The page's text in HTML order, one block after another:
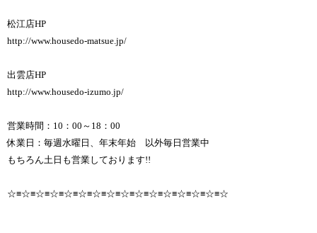
松江店HP
http://www.housedo-matsue.jp/
出雲店HP
http://www.housedo-izumo.jp/
営業時間：10：00～18：00
休業日：毎週水曜日、年末年始 以外毎日営業中
もちろん土日も営業しております!!
☆≡☆≡☆≡☆≡☆≡☆≡☆≡☆≡☆≡☆≡☆≡☆≡☆≡☆≡☆≡☆